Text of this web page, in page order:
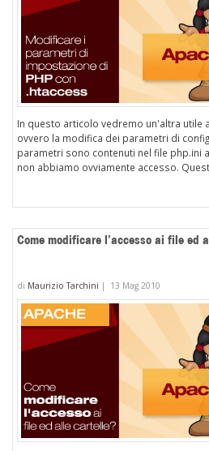
In questo articolo vedremo un'altra utile
ovvero la modifica dei parametri di
parametri sono contenuti nel file php.ini
non abbiamo ovviamente accesso.
Come modificare l’accesso ai file ed
di Maurizio Tarchini | 13 Mag 2010